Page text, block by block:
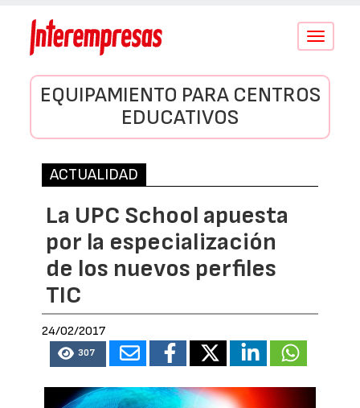
Conmutar
EQUIPAMIENTO PARA CENTROS
EDUCATIVOS
ACTUALIDAD
La UPC School apuesta
por la especialización
de los nuevos perfiles
TIC
24/02/2017
307